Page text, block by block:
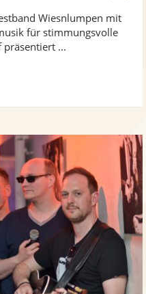
Fotos
5
Wiesnlumpen mit
für stimmungsvolle
präsentiert ...